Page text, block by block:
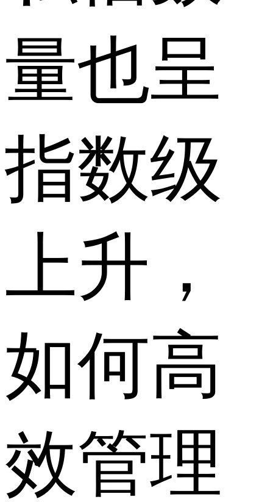
量也呈
指数级
上升，
如何高
效管理